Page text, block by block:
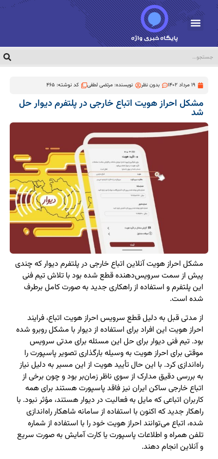
19 مرداد 1402 بدون نظر نویسنده:مرتضی لطفی کد نوشته: 465
مشکل احراز هویت اتباع خارجی در پلتفرم دیوار حل
شد
مشکل احراز هویت آنلاین اتباع خارجی در پلتفرم دیوار که چندی
پیش از سمت سرویس‌دهنده قطع شده بود با تلاش تیم فنی
این پلتفرم و استفاده از راهکاری جدید به صورت کامل برطرف
شده است.
از مدتی قبل به دلیل قطع سرویس احراز هویت اتباع، فرایند
احراز هویت این افراد برای استفاده از دیوار با مشکل روبرو شده
بود. تیم فنی دیوار برای حل این مسئله برای مدتی سرویس
موقتی برای احراز هویت به وسیله بارگذاری تصویر پاسپورت را
راه‌اندازی کرد. با این حال تأیید هویت از این مسیر به دلیل نیاز
به بررسی دقیق مدارک از سوی ناظر زمان‌بر بود و چون برخی از
اتباع خارجی ساکن ایران نیز فاقد پاسپورت هستند برای همه
کاربران اتباعی که مایل به فعالیت در دیوار هستند، مؤثر نبود. با
راهکار جدید که اکنون با استفاده از سامانه شاهکار راه‌اندازی
شده، اتباع می‌توانند احراز هویت خود را با استفاده از شماره
تلفن همراه و اطلاعات پاسپورت یا کارت آمایش‌ به صورت سریع
و آنلاین انجام دهند.